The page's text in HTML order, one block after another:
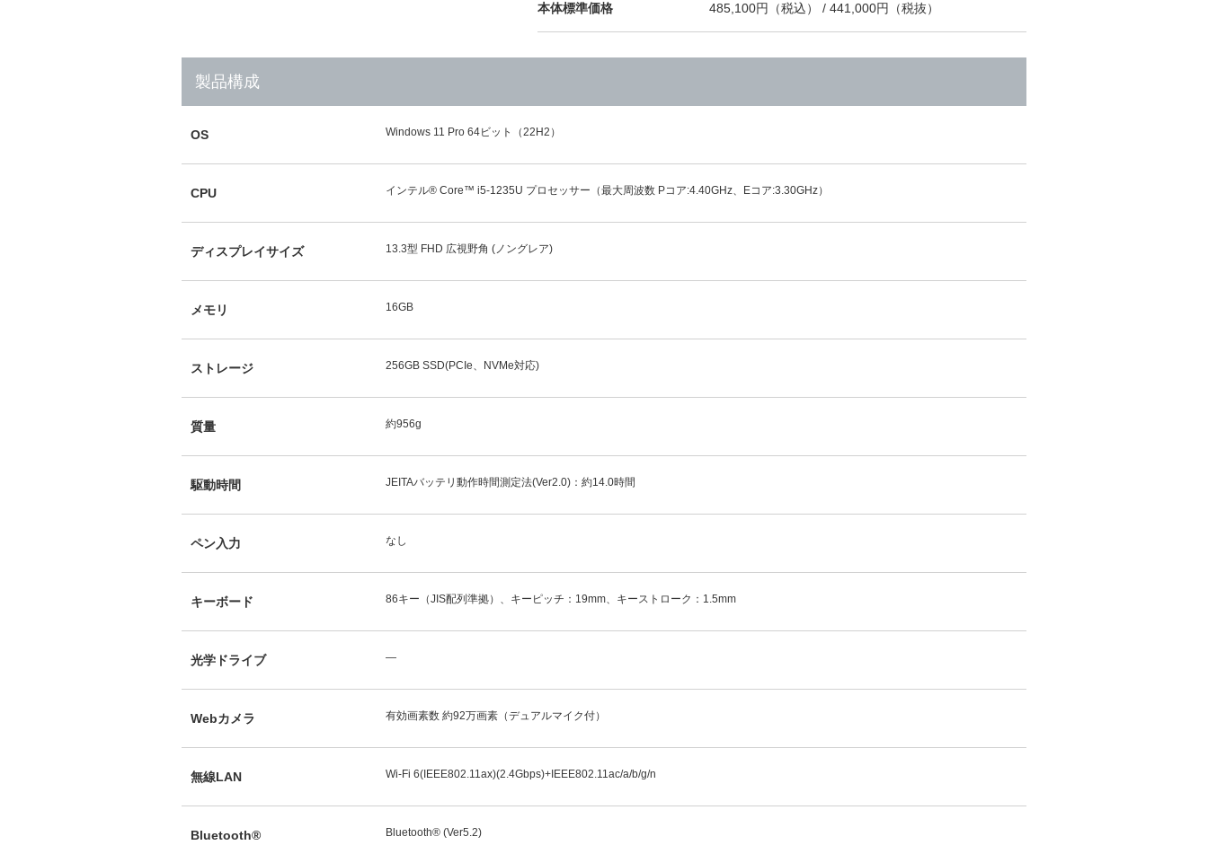
本体標準価格 485,100円（税込） / 441,000円（税抜）
製品構成
OS Windows 11 Pro 64ビット（22H2）
CPU インテル® Core™ i5-1235U プロセッサー（最大周波数 Pコア:4.40GHz、Eコア:3.30GHz）
ディスプレイサイズ 13.3型 FHD 広視野角 (ノングレア)
メモリ 16GB
ストレージ 256GB SSD(PCIe、NVMe対応)
質量 約956g
駆動時間 JEITAバッテリ動作時間測定法(Ver2.0)：約14.0時間
ペン入力 なし
キーボード 86キー（JIS配列準拠）、キーピッチ：19mm、キーストローク：1.5mm
光学ドライブ ―
Webカメラ 有効画素数 約92万画素（デュアルマイク付）
無線LAN Wi-Fi 6(IEEE802.11ax)(2.4Gbps)+IEEE802.11ac/a/b/g/n
Bluetooth® Bluetooth® (Ver5.2)